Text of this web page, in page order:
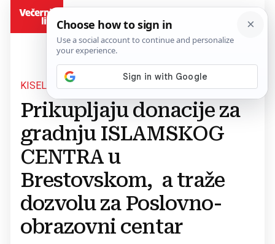
KISELJAK
Prikupljaju donacije za
gradnju ISLAMSKOG
CENTRA u
Brestovskom, a traže
dozvolu za Poslovno-
obrazovni centar